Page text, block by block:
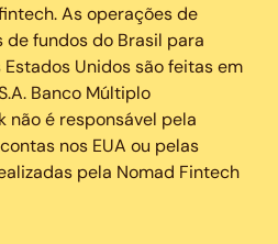
As operações de
fundos do Brasil para
Unidos são feitas em
Banco Múltiplo
não é responsável pela
nos EUA ou pelas
pela Nomad Fintech